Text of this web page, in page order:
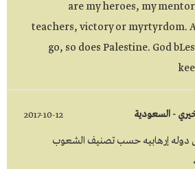
are my heroes, my
teachers, victory or myrtyrdom.
go, so does Palestine. God
- السعودية 2017-10-12
دوله إرهابيه حسب تصنيف الشعوب